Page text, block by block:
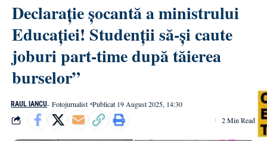
Declarație șocantă a ministrului
Educației! Studenții să-și caute
joburi part-time după tăierea
burselor”
RAUL IANCU- Fotojurnalist Publicat 19 August 2025, 14:30
2 Min Read